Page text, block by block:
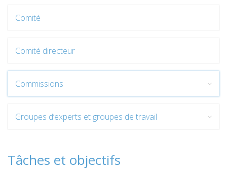
Comité
Comité directeur
Commissions
Groupes d’experts et groupes de travail
Tâches et objectifs